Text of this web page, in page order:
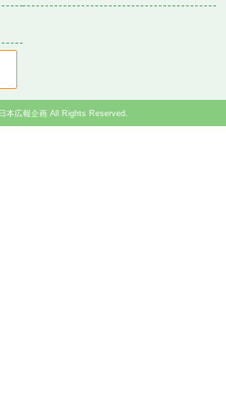
本広報企画 All Rights Reserved.